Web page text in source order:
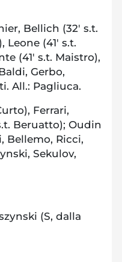
Bellich (32′ s.t.
(41′ s.t.
(41′ s.t. Maistro),
Gerbo,
All.: Pagliuca.
Ferrari,
Beruatto); Oudin
Bellemo, Ricci,
Sekulov,
(S, dalla